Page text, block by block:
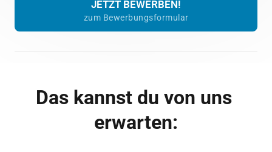
JETZT BEWERBEN!
zum Bewerbungsformular
Das kannst du von uns
erwarten: